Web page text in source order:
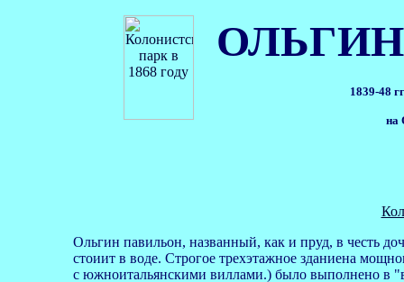
1839-48
на
Ольгин павильон, названный, как и пруд, в честь
стоиит в воде. Строгое трехэтажное зданиена
с южноитальянскими виллами.) было выполнено в